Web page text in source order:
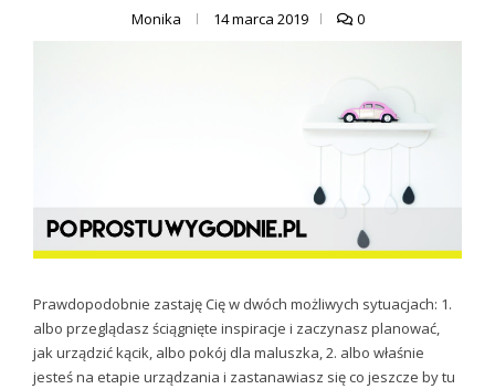
Monika 14 marca 2019 0
Prawdopodobnie zastaję Cię w dwóch możliwych sytuacjach: 1.
albo przeglądasz ściągnięte inspiracje i zaczynasz planować,
jak urządzić kącik, albo pokój dla maluszka, 2. albo właśnie
jesteś na etapie urządzania i zastanawiasz się co jeszcze by tu